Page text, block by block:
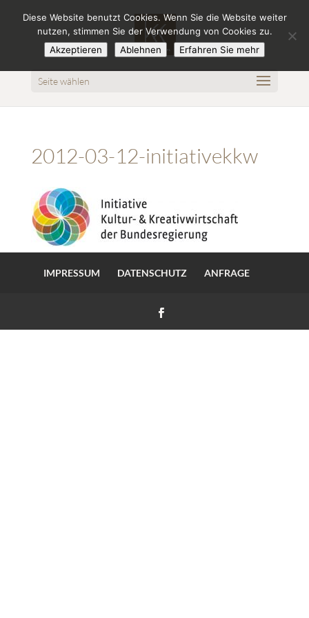
Seite wählen
2012-03-12-initiativekkw
IMPRESSUM DATENSCHUTZ ANFRAGE
Diese Website benutzt Cookies. Wenn Sie die Website weiter
nutzen, stimmen Sie der Verwendung von Cookies zu.
Akzeptieren
Ablehnen Erfahren Sie mehr